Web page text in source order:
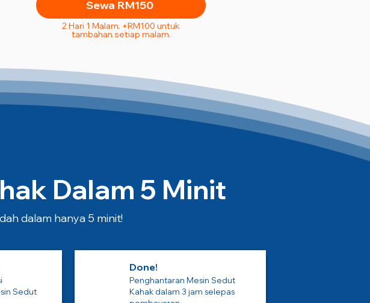
Sewa RM150
2 Hari 1 Malam. +RM100 untuk
tambahan setiap malam.
Dalam 5 Minit
dalam hanya 5 minit!
Sedut
Done!
Penghantaran Mesin Sedut
Kahak dalam 3 jam selepas